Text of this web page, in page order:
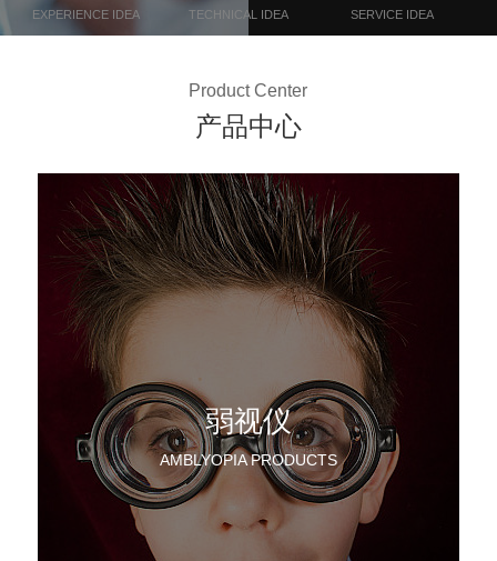
EXPERIENCE IDEA TECHNICAL IDEA SERVICE IDEA
Product Center
产品中心
弱视仪
AMBLYOPIA PRODUCTS